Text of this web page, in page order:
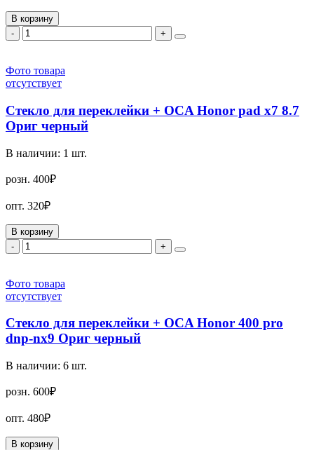
В корзину
-
+
Фото товара
отсутствует
Стекло для переклейки + OCA Honor pad x7 8.7
Ориг черный
В наличии: 1 шт.
розн. 400₽
опт. 320₽
В корзину
-
+
Фото товара
отсутствует
Стекло для переклейки + OCA Honor 400 pro
dnp-nx9 Ориг черный
В наличии: 6 шт.
розн. 600₽
опт. 480₽
В корзину